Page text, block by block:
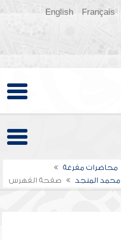
Français
English
محاضرات مفرغة
محمد المنجد صفحة الفهرس